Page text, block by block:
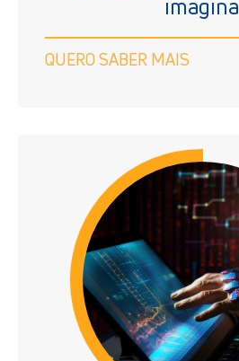
imagina
QUERO SABER MAIS